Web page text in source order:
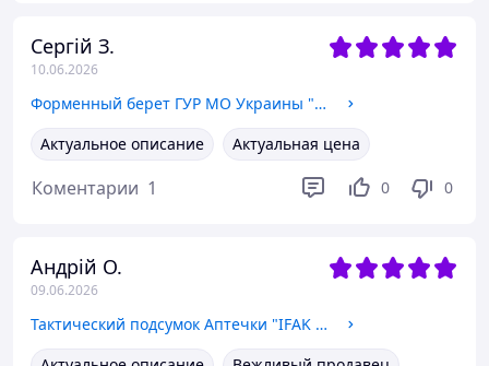
Сергій З.
10.06.2026
Форменный берет ГУР МО Украины "Капля", Степ, в сборе с кокардой, для военнослужащих разведки L 59-60
Актуальное описание
Актуальная цена
Коментарии 1 0 0
Андрій О.
09.06.2026
Тактический подсумок Аптечки "IFAK A2" SOF в цвете MULTICAM в цвете MULTICAM